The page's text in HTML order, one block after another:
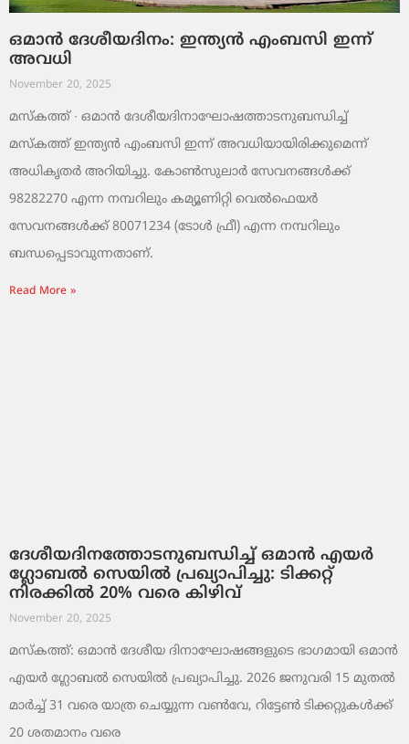
ഒമാൻ ദേശീയദിനം: ഇന്ത്യൻ എംബസി ഇന്ന്
അവധി
November 20, 2025
മസ്‌കത്ത് ∙ ഒമാൻ ദേശീയദിനാഘോഷത്താടനുബന്ധിച്ച്
മസ്‌കത്ത് ഇന്ത്യൻ എംബസി ഇന്ന് അവധിയായിരിക്കുമെന്ന്
അധികൃതർ അറിയിച്ചു. കോൺസുലാർ സേവനങ്ങൾക്ക്
98282270 എന്ന നമ്പറിലും കമ്യൂണിറ്റി വെൽഫെയർ
സേവനങ്ങൾക്ക് 80071234 (ടോൾ ഫ്രീ) എന്ന നമ്പറിലും
ബന്ധപ്പെടാവുന്നതാണ്.
Read More »
ദേശീയദിനത്തോടനുബന്ധിച്ച് ഒമാൻ എയർ
ഗ്ലോബൽ സെയിൽ പ്രഖ്യാപിച്ചു: ടിക്കറ്റ്
നിരക്കിൽ 20% വരെ കിഴിവ്
November 20, 2025
മസ്‌കത്ത്: ഒമാൻ ദേശീയ ദിനാഘോഷങ്ങളുടെ ഭാഗമായി ഒമാൻ
എയർ ഗ്ലോബൽ സെയിൽ പ്രഖ്യാപിച്ചു. 2026 ജനുവരി 15 മുതൽ
മാർച്ച് 31 വരെ യാത്ര ചെയ്യുന്ന വൺവേ, റിട്ടേൺ ടിക്കറ്റുകൾക്ക്
20 ശതമാനം വരെ